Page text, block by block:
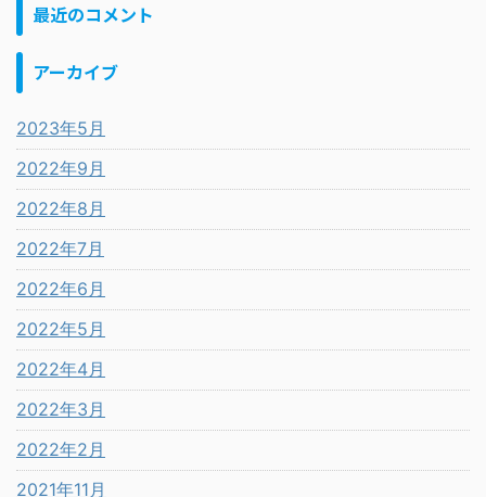
最近のコメント
アーカイブ
2023年5月
2022年9月
2022年8月
2022年7月
2022年6月
2022年5月
2022年4月
2022年3月
2022年2月
2021年11月